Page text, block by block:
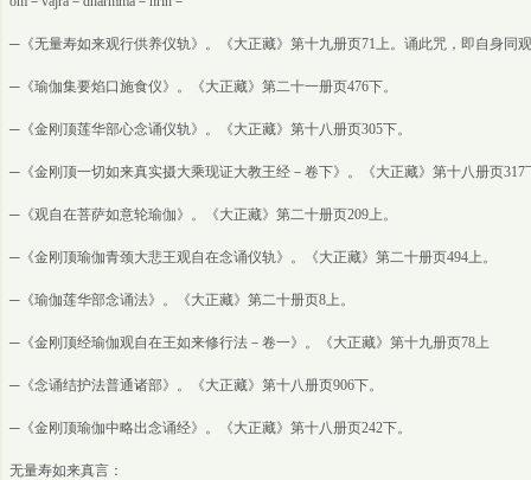
─《无量寿如来观行供养仪轨》。《大正藏》第十九册页71上。诵此咒，即自身同
─《瑜伽集要焰口施食仪》。《大正藏》第二十一册页476下。
─《金刚顶莲华部心念诵仪轨》。《大正藏》第十八册页305下。
─《金刚顶一切如来真实摄大乘现证大教王经－卷下》。《大正藏》第十八册页317
─《观自在菩萨如意轮瑜伽》。《大正藏》第二十册页209上。
─《金刚顶瑜伽青颈大悲王观自在念诵仪轨》。《大正藏》第二十册页494上。
─《瑜伽莲华部念诵法》。《大正藏》第二十册页8上。
─《金刚顶经瑜伽观自在王如来修行法－卷一》。《大正藏》第十九册页78上
─《念诵结护法普通诸部》。《大正藏》第十八册页906下。
─《金刚顶瑜伽中略出念诵经》。《大正藏》第十八册页242下。
无量寿如来真言：